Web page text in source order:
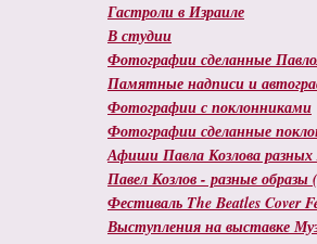
Гастроли в Израиле
В студии
Фотографии сделанные
Памятные надписи и
Фотографии с поклонниками
Фотографии сделанные
Афиши Павла Козлова
Павел Козлов - разные
Фестиваль The Beatles Cover
Выступления на выставке